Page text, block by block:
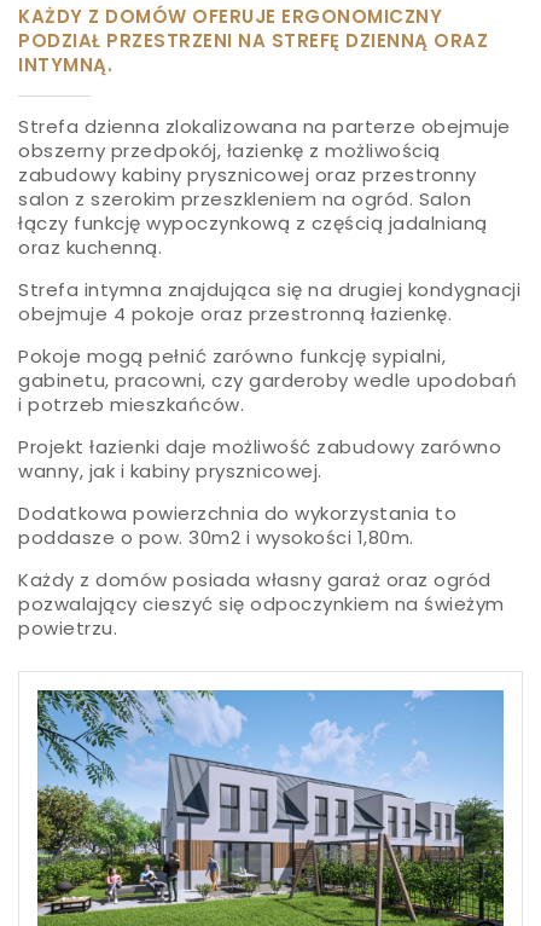
KAŻDY Z DOMÓW OFERUJE ERGONOMICZNY
PODZIAŁ PRZESTRZENI NA STREFĘ DZIENNĄ ORAZ
INTYMNĄ.
Strefa dzienna zlokalizowana na parterze obejmuje
obszerny przedpokój, łazienkę z możliwością
zabudowy kabiny prysznicowej oraz przestronny
salon z szerokim przeszkleniem na ogród. Salon
łączy funkcję wypoczynkową z częścią jadalnianą
oraz kuchenną.
Strefa intymna znajdująca się na drugiej kondygnacji
obejmuje 4 pokoje oraz przestronną łazienkę.
Pokoje mogą pełnić zarówno funkcję sypialni,
gabinetu, pracowni, czy garderoby wedle upodobań
i potrzeb mieszkańców.
Projekt łazienki daje możliwość zabudowy zarówno
wanny, jak i kabiny prysznicowej.
Dodatkowa powierzchnia do wykorzystania to
poddasze o pow. 30m2 i wysokości 1,80m.
Każdy z domów posiada własny garaż oraz ogród
pozwalający cieszyć się odpoczynkiem na świeżym
powietrzu.